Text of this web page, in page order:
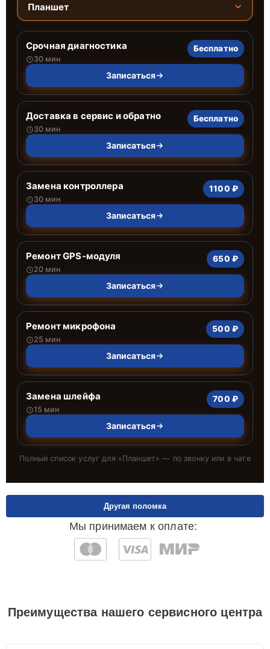
Планшет
Срочная диагностика
30 мин
Бесплатно
Записаться
Доставка в сервис и обратно
30 мин
Бесплатно
Записаться
Замена контроллера
30 мин
1100 ₽
Записаться
Ремонт GPS-модуля
20 мин
650 ₽
Записаться
Ремонт микрофона
25 мин
500 ₽
Записаться
Замена шлейфа
15 мин
700 ₽
Записаться
Полный список услуг для «Планшет» — по звонку или в чате
Мы принимаем к оплате:
Другая поломка
Преимущества нашего сервисного центра